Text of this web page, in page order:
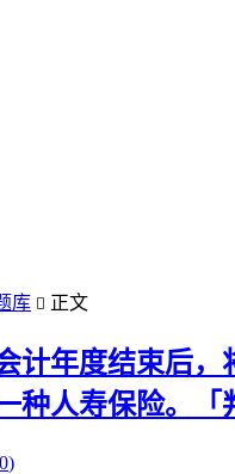
库  正文
计年度结束后
种人寿保险。「
0)